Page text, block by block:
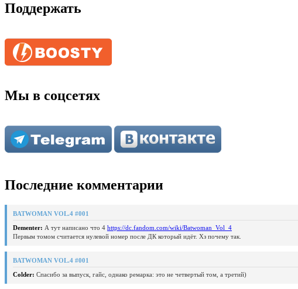
Поддержать
Мы в соцсетях
Последние комментарии
BATWOMAN VOL.4 #001
Dementer: А тут написано что 4 https://dc.fandom.com/wiki/Batwoman_Vol_4
Первым томом считается нулевой номер после ДК который идёт. Хз почему так.
BATWOMAN VOL.4 #001
Colder: Спасибо за выпуск, гайс, однако ремарка: это не четвертый том, а третий)